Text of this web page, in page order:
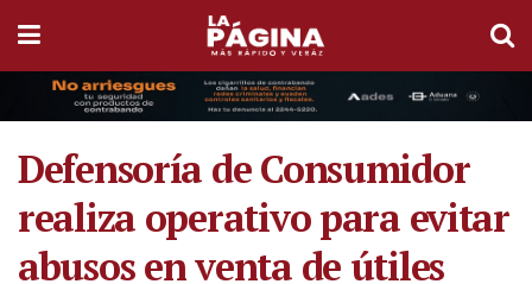
Defensoría de Consumidor
realiza operativo para evitar
abusos en venta de útiles